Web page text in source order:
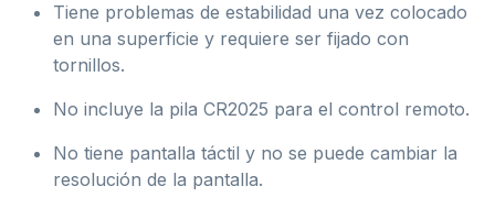
Tiene problemas de estabilidad una vez colocado
en una superficie y requiere ser fijado con
tornillos.
No incluye la pila CR2025 para el control remoto.
No tiene pantalla táctil y no se puede cambiar la
resolución de la pantalla.